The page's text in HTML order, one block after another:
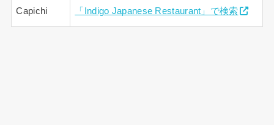
Capichi 「Indigo Japanese Restaurant」で検索